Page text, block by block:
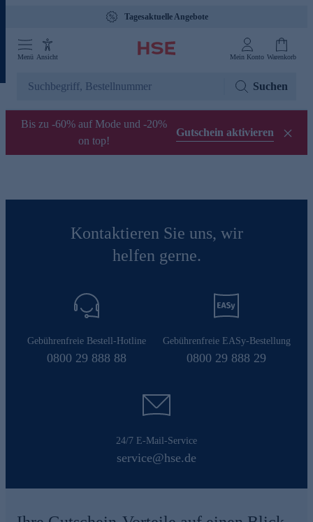
Tagesaktuelle Angebote
Menü Ansicht Mein Konto Warenkorb
Suchen
Bis zu -60% auf Mode und -20%
on top!
Gutschein aktivieren
Kontaktieren Sie uns, wir
helfen gerne.
Gebührenfreie Bestell-Hotline
0800 29 888 88
Gebührenfreie EASy-Bestellung
0800 29 888 29
24/7 E-Mail-Service
service@hse.de